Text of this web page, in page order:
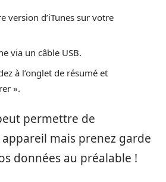
version d’iTunes sur votre
via un câble USB.
à l’onglet de résumé et
».
permettre de
mais prenez garde
données au préalable !